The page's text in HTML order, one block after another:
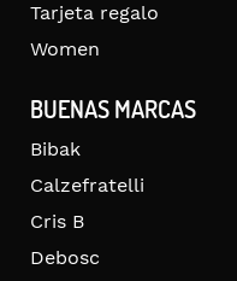
Tarjeta regalo
Women
BUENAS MARCAS
Bibak
Calzefratelli
Cris B
Debosc